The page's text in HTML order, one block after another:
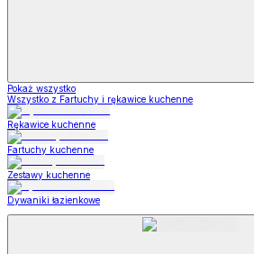
Pokaż wszystko
Wszystko z Fartuchy i rękawice kuchenne
Rękawice kuchenne
Fartuchy kuchenne
Zestawy kuchenne
Dywaniki łazienkowe